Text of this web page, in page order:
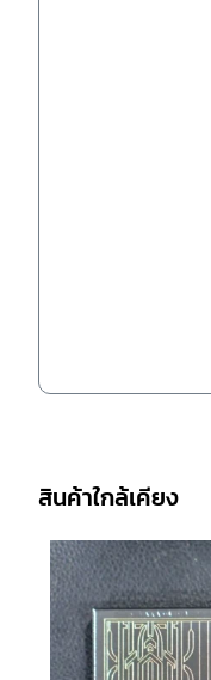
สินค้าใกล้เคียง